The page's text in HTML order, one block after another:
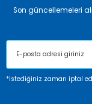
Ürün resmi
Ürün
Ürün bilgilerinde
Son güncellemeleri
*istediğiniz zaman iptal